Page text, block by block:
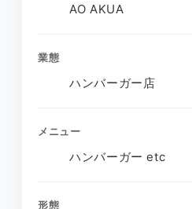
AO AKUA
業態
ハンバーガー店
メニュー
ハンバーガー etc
形態